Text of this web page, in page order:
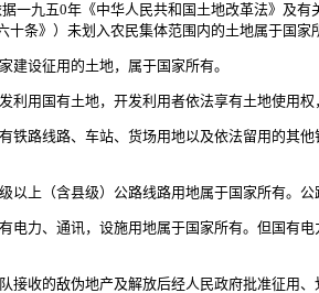
九五0年《中华人民共和国土地改革法》及有
十条》）未划入农民集体范围内的土地属于国家
设征用的土地，属于国家所有。
用国有土地，开发利用者依法享有土地使用权
路线路、车站、货场用地以及依法留用的其他
上（含县级）公路线路用地属于国家所有。公
力、通讯，设施用地属于国家所有。但国有电
收的敌伪地产及解放后经人民政府批准征用、